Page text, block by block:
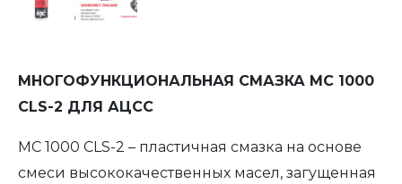
МНОГОФУНКЦИОНАЛЬНАЯ СМАЗКА МС 1000
CLS-2 ДЛЯ АЦСС
МС 1000 CLS-2 – пластичная смазка на основе
смеси высококачественных масел, загущенная